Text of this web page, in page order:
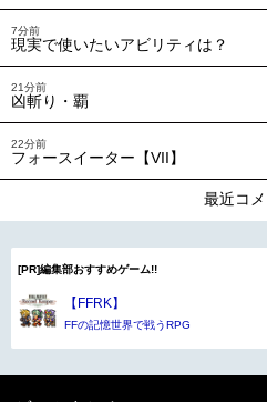
7分前
現実で使いたいアビリティは？
21分前
凶斬り・覇
22分前
フォースイーター【VII】
最近コ
[PR]編集部おすすめゲーム!!
【FFRK】
FFの記憶世界で戦うRPG